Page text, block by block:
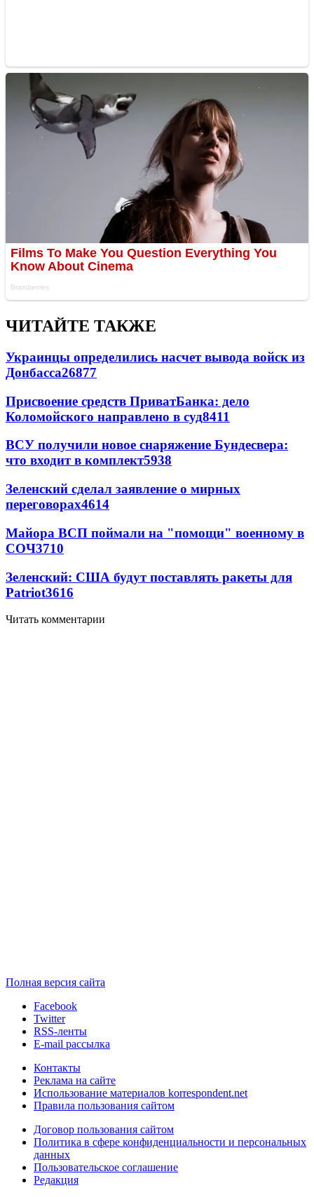
ЧИТАЙТЕ ТАКЖЕ
Украинцы определились насчет вывода войск из
Донбасса26877
Присвоение средств ПриватБанка: дело
Коломойского направлено в суд8411
ВСУ получили новое снаряжение Бундесвера:
что входит в комплект5938
Зеленский сделал заявление о мирных
переговорах4614
Майора ВСП поймали на "помощи" военному в
СОЧ3710
Зеленский: США будут поставлять ракеты для
Patriot3616
Читать комментарии
Полная версия сайта
Facebook
Twitter
RSS-ленты
E-mail рассылка
Контакты
Реклама на сайте
Использование материалов korrespondent.net
Правила пользования сайтом
Договор пользования сайтом
Политика в сфере конфиденциальности и персональных
данных
Пользовательское соглашение
Редакция